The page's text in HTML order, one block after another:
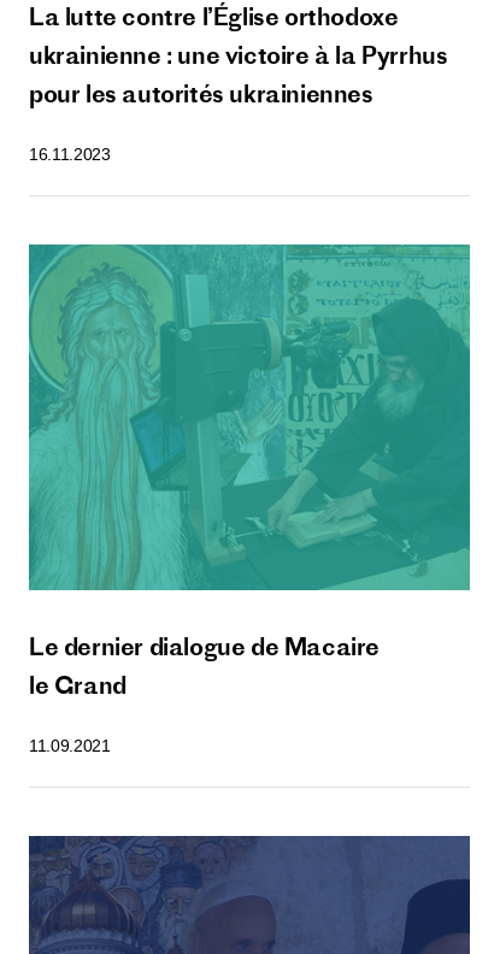
La lutte contre l’Église orthodoxe
ukrainienne : une victoire à la Pyrrhus
pour les autorités ukrainiennes
16.11.2023
Le dernier dialogue de Macaire
le Grand
11.09.2021